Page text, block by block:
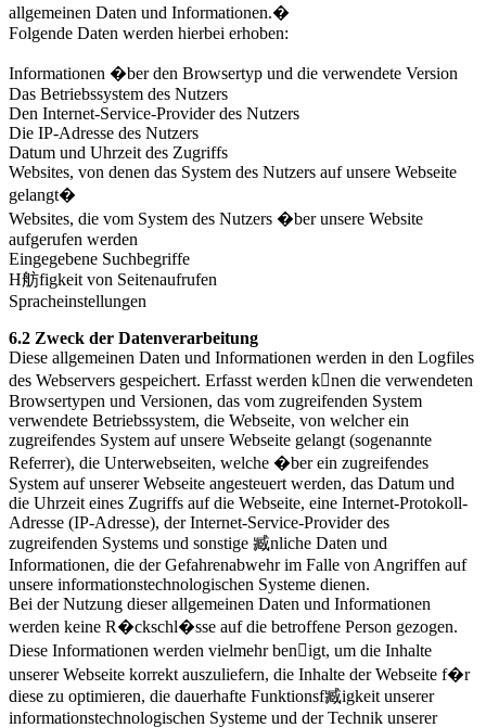
allgemeinen Daten und Informationen.�
Folgende Daten werden hierbei erhoben:
Informationen �ber den Browsertyp und die verwendete Version
Das Betriebssystem des Nutzers
Den Internet-Service-Provider des Nutzers
Die IP-Adresse des Nutzers
Datum und Uhrzeit des Zugriffs
Websites, von denen das System des Nutzers auf unsere Webseite
gelangt�
Websites, die vom System des Nutzers �ber unsere Website
aufgerufen werden
Eingegebene Suchbegriffe
H舫figkeit von Seitenaufrufen
Spracheinstellungen
6.2 Zweck der Datenverarbeitung
Diese allgemeinen Daten und Informationen werden in den Logfiles
des Webservers gespeichert. Erfasst werden knen die verwendeten
Browsertypen und Versionen, das vom zugreifenden System
verwendete Betriebssystem, die Webseite, von welcher ein
zugreifendes System auf unsere Webseite gelangt (sogenannte
Referrer), die Unterwebseiten, welche �ber ein zugreifendes
System auf unserer Webseite angesteuert werden, das Datum und
die Uhrzeit eines Zugriffs auf die Webseite, eine Internet-Protokoll-
Adresse (IP-Adresse), der Internet-Service-Provider des
zugreifenden Systems und sonstige 臧nliche Daten und
Informationen, die der Gefahrenabwehr im Falle von Angriffen auf
unsere informationstechnologischen Systeme dienen.
Bei der Nutzung dieser allgemeinen Daten und Informationen
werden keine R�ckschl�sse auf die betroffene Person gezogen.
Diese Informationen werden vielmehr benigt, um die Inhalte
unserer Webseite korrekt auszuliefern, die Inhalte der Webseite f�r
diese zu optimieren, die dauerhafte Funktionsf臧igkeit unserer
informationstechnologischen Systeme und der Technik unserer